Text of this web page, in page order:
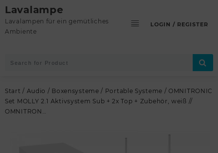
Skip
to
content
Lavalampe
Lavalampen für ein gemütliches
Ambiente
LOGIN / REGISTER
Start / Audio / Boxensysteme / Portable Systeme / OMNITRONIC
Set MOLLY 2.1 Aktivsystem Sub + 2x Top + Zubehör, weiß //
OMNITRON…